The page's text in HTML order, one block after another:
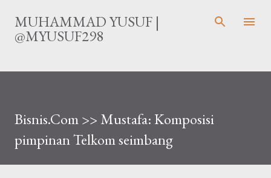
Langsung ke konten utama
MUHAMMAD YUSUF |
@MYUSUF298
Bisnis.Com >> Mustafa: Komposisi
pimpinan Telkom seimbang